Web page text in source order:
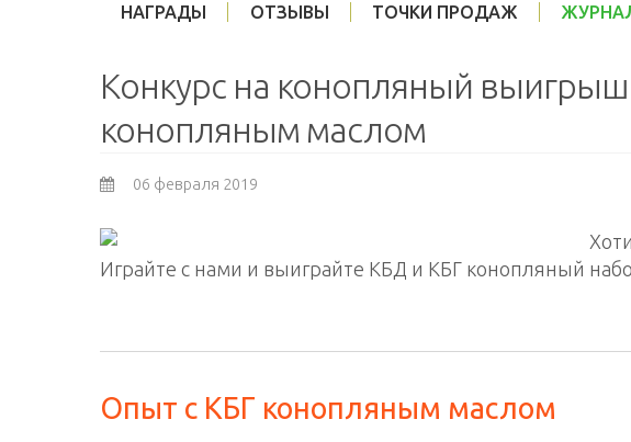
НАГРАДЫ ОТЗЫВЫ ТОЧКИ ПРОДАЖ
Конкурс на конопляный выигрыш
конопляным маслом
06 февраля 2019
Играйте с нами и выиграйте КБД и КБГ конопляный
Опыт с КБГ конопляным маслом